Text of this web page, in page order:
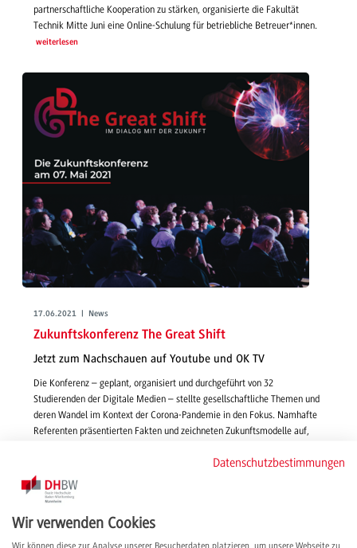
partnerschaftliche Kooperation zu stärken, organisierte die Fakultät
Technik Mitte Juni eine Online-Schulung für betriebliche Betreuer*innen.
weiterlesen
17.06.2021 | News
Zukunftskonferenz The Great Shift
Jetzt zum Nachschauen auf Youtube und OK TV
Die Konferenz – geplant, organisiert und durchgeführt von 32
Studierenden der Digitale Medien – stellte gesellschaftliche Themen und
deren Wandel im Kontext der Corona-Pandemie in den Fokus. Namhafte
Referenten präsentierten Fakten und zeichneten Zukunftsmodelle auf,
Datenschutzbestimmungen
Wir verwenden Cookies
Wir können diese zur Analyse unserer Besucherdaten platzieren, um unsere Webseite zu